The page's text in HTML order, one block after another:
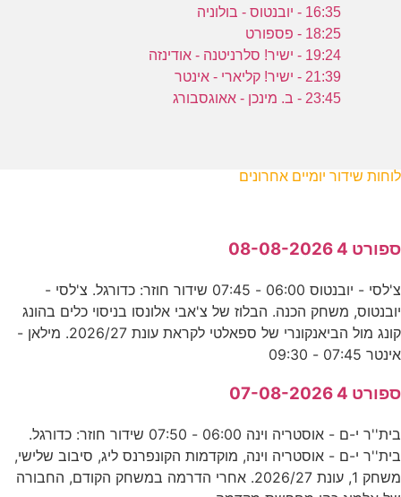
16:35 - יובנטוס - בולוניה
18:25 - פספורט
19:24 - ישיר! סלרניטנה - אודינזה
21:39 - ישיר! קליארי - אינטר
23:45 - ב. מינכן - אאוגסבורג
לוחות שידור יומיים אחרונים
ספורט 4 08-08-2026
צ'לסי - יובנטוס 06:00 - 07:45 שידור חוזר: כדורגל. צ'לסי -
יובנטוס, משחק הכנה. הבלוז של צ'אבי אלונסו בניסוי כלים בהונג
קונג מול הביאנקונרי של ספאלטי לקראת עונת 2026/27. מילאן -
אינטר 07:45 - 09:30
ספורט 4 07-08-2026
בית''ר י-ם - אוסטריה וינה 06:00 - 07:50 שידור חוזר: כדורגל.
בית''ר י-ם - אוסטריה וינה, מוקדמות הקונפרנס ליג, סיבוב שלישי,
משחק 1, עונת 2026/27. אחרי הדרמה במשחק הקודם, החבורה